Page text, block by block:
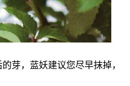
芽，蓝妖建议您尽早抹掉，